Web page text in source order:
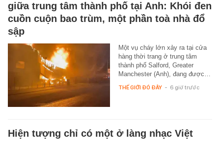
giữa trung tâm thành phố tại Anh: Khói đen
cuồn cuộn bao trùm, một phần toà nhà đổ
sập
Một vụ cháy lớn xảy ra tại cửa
hàng thời trang ở trung tâm
thành phố Salford, Greater
Manchester (Anh), đang được…
THẾ GIỚI ĐÓ ĐÂY - 6 giờ trước
Hiện tượng chỉ có một ở làng nhạc Việt